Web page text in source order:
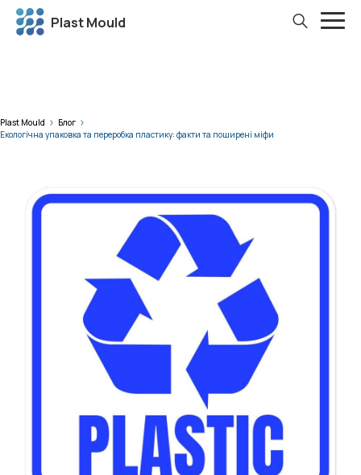
Plast Mould
Plast Mould
Блог
Екологічна упаковка та переробка пластику: факти та поширені міфи